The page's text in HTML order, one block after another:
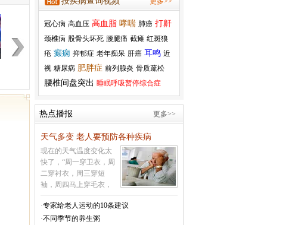
原价：￥4190
特价：￥3380
瑞思迈呼吸机S9
AutoSet
原价：￥17800
M757/M750
原价：￥25800
特价：￥11500
互邦电动轮椅HBLD2-
22 新款
冠心病 高血压 高血脂 哮喘 肺癌 打鼾
颈椎病 股骨头坏死 腰腿痛 截瘫 红斑狼
疮 癫痫 抑郁症 老年痴呆 肝癌 耳鸣 近
视 糖尿病 肥胖症 前列腺炎 骨质疏松
腰椎间盘突出 睡眠呼吸暂停综合症
热点播报 更多>>
天气多变 老人要预防各种疾病
现在的天气温度变化太
快了，“周一穿卫衣，周
二穿衬衣，周三穿短
袖，周四马上穿毛衣，
周日又让你穿羽绒衣”，
这样的天气让很多的老
·专家给老人运动的10条建议
·不同季节的养生粥